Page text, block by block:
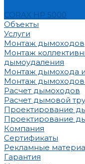
CORAX HP 5000
Объекты
Услуги
Монтаж дымоходов
Монтаж
дымоудаления
Монтаж дымохода
Монтаж дымоходов
Расчет дымоходов
Расчет дымовой
Проектирование
Проектирование
Компания
Сертификаты
Рекламные
Гарантия